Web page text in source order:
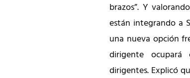
brazos”. Y
están integrando a
una nueva opción
dirigente
dirigentes. Explicó